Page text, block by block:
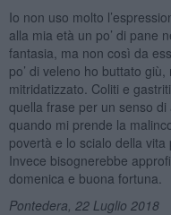
Io non uso molto
alla mia età un po’ di pane
fantasia, ma non così da
po’ di veleno ho buttato
mitridatizzato. Coliti e
quella frase per un senso
quando mi prende la
povertà e lo scialo della
Invece bisognerebbe
domenica e buona fortuna.
Pontedera, 22 Luglio 2018